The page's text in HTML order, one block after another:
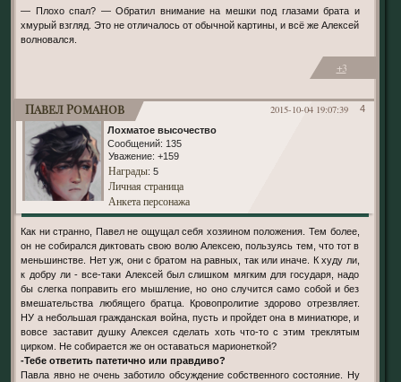
— Плохо спал? — Обратил внимание на мешки под глазами брата и
хмурый взгляд. Это не отличалось от обычной картины, и всё же Алексей
волновался.
+3
4
2015-10-04 19:07:39
Павел Романов
Лохматое высочество
Сообщений: 135
Уважение: +159
Награды: 5
Личная страница
Анкета персонажа
Как ни странно, Павел не ощущал себя хозяином положения. Тем более,
он не собирался диктовать свою волю Алексею, пользуясь тем, что тот в
меньшинстве. Нет уж, они с братом на равных, так или иначе. К худу ли,
к добру ли - все-таки Алексей был слишком мягким для государя, надо
бы слегка поправить его мышление, но оно случится само собой и без
вмешательства любящего братца. Кровопролитие здорово отрезвляет.
НУ а небольшая гражданская война, пусть и пройдет она в миниатюре, и
вовсе заставит душку Алексея сделать хоть что-то с этим треклятым
цирком. Не собирается же он оставаться марионеткой?
-Тебе ответить патетично или правдиво?
Павла явно не очень заботило обсуждение собственного состояние. Ну